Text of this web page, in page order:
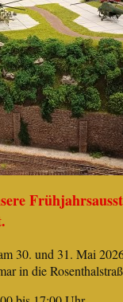
30. und 31. Mai
in die